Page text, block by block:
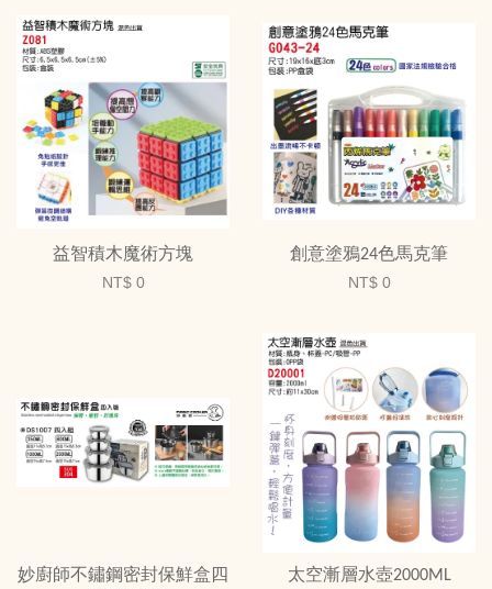
益智積木魔術方塊
NT$ 0
創意塗鴉24色馬克筆
NT$ 0
妙廚師不鏽鋼密封保鮮盒四
太空漸層水壺2000ML